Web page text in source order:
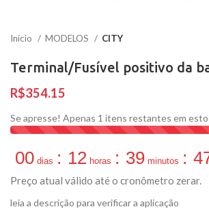
Início MODELOS CITY
Terminal/Fusível positivo da
R$
Se apresse! Apenas 1 itens restantes em
00 dias : 12 horas : 39 minutos :
Preço atual válido até o cronômetro zerar.
leia a descrição para verificar a aplicação